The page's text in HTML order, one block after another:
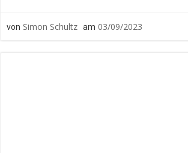
von Simon Schultz am 03/09/2023